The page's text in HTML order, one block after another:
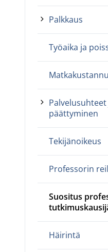
Palkkaus
Työaika ja
päättyminen
Tekijänoikeus
Professorin
Suositus
Häirintä